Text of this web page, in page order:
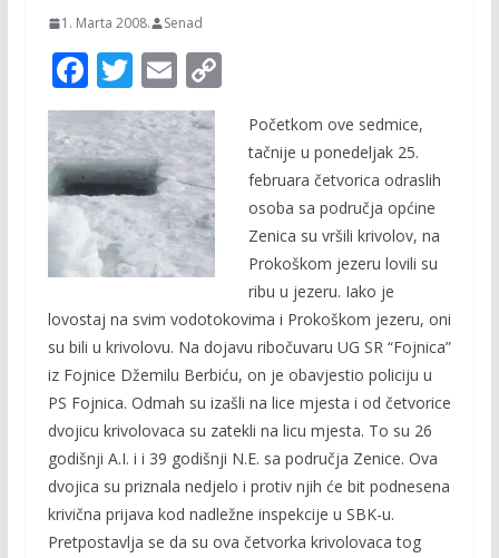
1. Marta 2008. Senad
F
ac
e
b
o
o
k
T
w
itt
er
E
m
ai
l
C
Li
Početkom ove sedmice,
tačnije u ponedeljak 25.
februara četvorica odraslih
osoba sa područja općine
Zenica su vršili krivolov, na
Prokoškom jezeru lovili su
ribu u jezeru. Iako je
lovostaj na svim vodotokovima i Prokoškom jezeru, oni
su bili u krivolovu. Na dojavu ribočuvaru UG SR “Fojnica”
iz Fojnice Džemilu Berbiću, on je obavjestio policiju u
PS Fojnica. Odmah su izašli na lice mjesta i od četvorice
dvojicu krivolovaca su zatekli na licu mjesta. To su 26
godišnji A.I. i i 39 godišnji N.E. sa područja Zenice. Ova
dvojica su priznala nedjelo i protiv njih će bit podnesena
krivična prijava kod nadležne inspekcije u SBK-u.
Pretpostavlja se da su ova četvorka krivolovaca tog